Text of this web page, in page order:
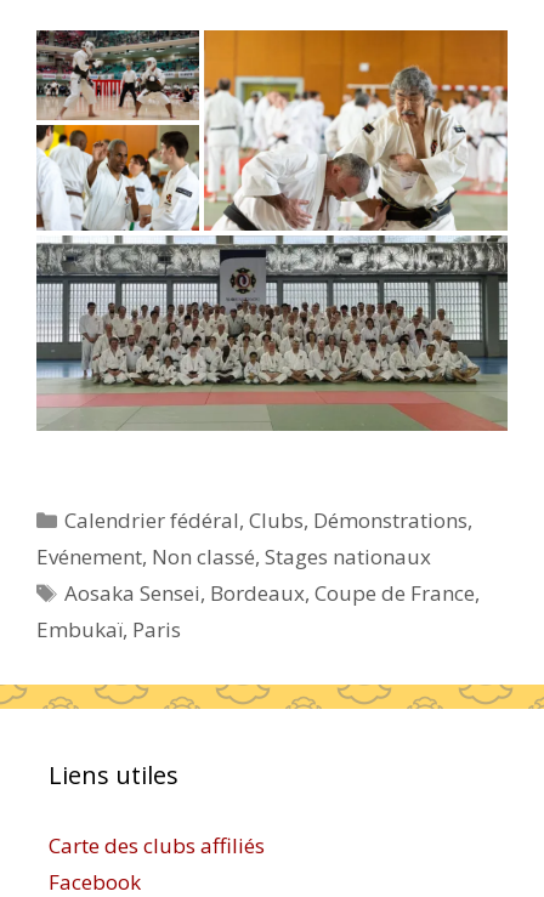
Catégories
Calendrier fédéral,Clubs, Démonstrations,
Evénement, Non classé, Stages nationaux
Étiquettes
Aosaka Sensei, Bordeaux,Coupe de France,
Embukaï, Paris
Liens utiles
Carte des clubs affiliés
Facebook